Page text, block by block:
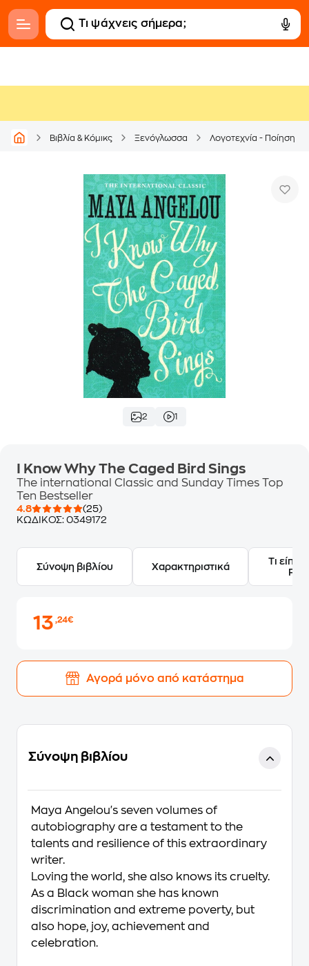
Βιβλία & Κόμικς Ξενόγλωσσα Λογοτεχνία - Ποίηση
2 1
I Know Why The Caged Bird Sings
The international Classic and Sunday Times Top
Ten Bestseller
4.8
(25)
ΚΩΔΙΚΟΣ: 0349172
Σύνοψη βιβλίου Χαρακτηριστικά
Τι
13,24€
Αγορά μόνο από κατάστημα
Σύνοψη βιβλίου
Maya Angelou's seven volumes of
autobiography are a testament to the
talents and resilience of this extraordinary
writer.
Loving the world, she also knows its cruelty.
As a Black woman she has known
discrimination and extreme poverty, but
also hope, joy, achievement and
celebration.